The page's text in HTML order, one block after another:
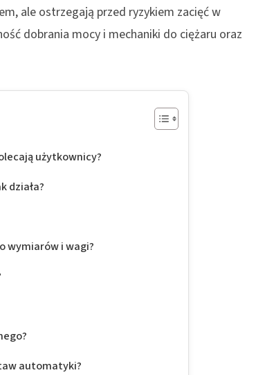
ale ostrzegają przed ryzykiem zacięć w
dobrania mocy i mechaniki do ciężaru oraz
użytkownicy?
działa?
wymiarów i wagi?
automatyki?